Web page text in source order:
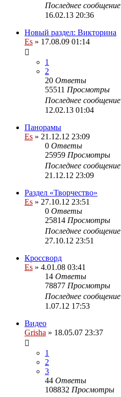
Последнее сообщение
16.02.13 20:36
Новый раздел: Викторина
Es » 17.08.09 01:14
1
2
20 Ответы
55511 Просмотры
Последнее сообщение
12.02.13 01:04
Панорамы
Es » 21.12.12 23:09
0 Ответы
25959 Просмотры
Последнее сообщение
21.12.12 23:09
Раздел «Творчество»
Es » 27.10.12 23:51
0 Ответы
25814 Просмотры
Последнее сообщение
27.10.12 23:51
Кроссворд
Es » 4.01.08 03:41
14 Ответы
78877 Просмотры
Последнее сообщение
1.07.12 17:53
Видео
Grisha » 18.05.07 23:37
1
2
3
44 Ответы
108832 Просмотры